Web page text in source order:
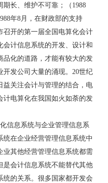
长、维护不可靠；（1988
年8月，在财政部的支持
召开的第一届全国电算化会计
计信息系统的开发、设计和
品化的道路，才能有较大的发
开发公司大量的涌现。20世纪
益关注会计与管理的结合，电
计电算化在我国如火如荼的发
息系统与企业管理信息系
在企业经营管理信息系统中
业其他经营管理信息系统都需
是会计信息系统不能替代其他
统的关系。很多国家都开发会